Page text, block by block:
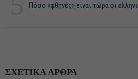
Πόσο «φθηνές» είναι τώρα οι
ΣΧΕΤΙΚΑ ΑΡΘΡΑ